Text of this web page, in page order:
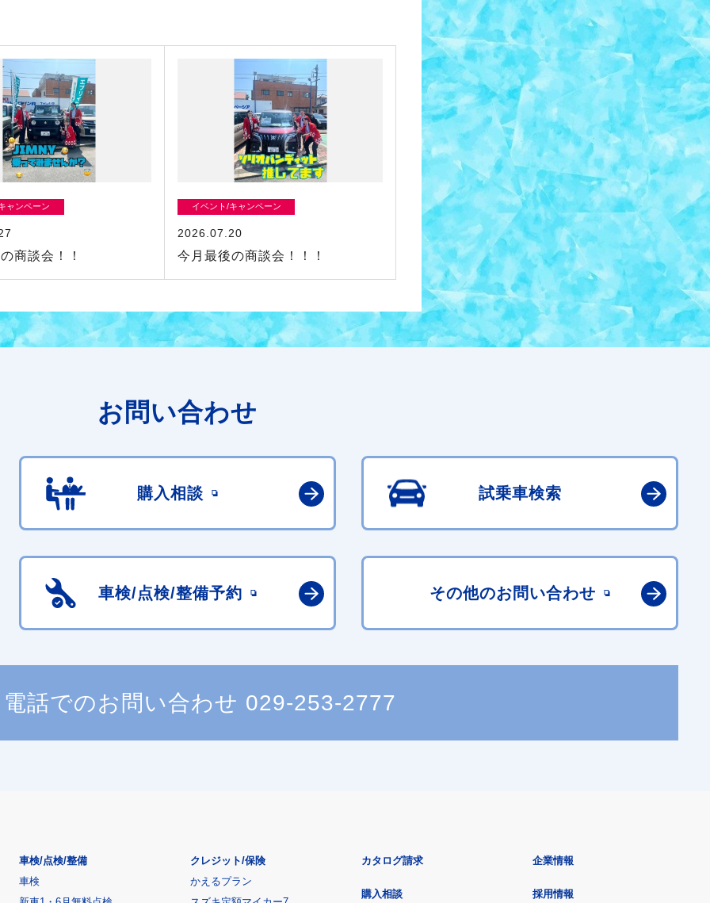
ャンペーン
商談会！！
イベント/キャンペーン
2026.07.20
今月最後の商談会！！！
お問い合わせ
購入相談 試乗車検索
車検/点検/整備予約 その他のお問い合わせ
電話でのお問い合わせ 029-253-2777
車検/点検/整備
車検
クレジット/保険
かえるプラン
カタログ請求
購入相談
企業情報
採用情報